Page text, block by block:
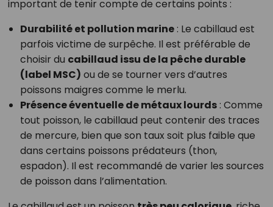
important de tenir compte de certains points :
Durabilité et pollution marine: Le cabillaud est
parfois victime de surpêche. Il est préférable de
choisir du cabillaud issu de la pêche durable
(label MSC) ou de se tourner vers d’autres
poissons maigres comme le merlu.
Présence éventuelle de métaux lourds: Comme
tout poisson, le cabillaud peut contenir des traces
de mercure, bien que son taux soit plus faible que
dans certains poissons prédateurs (thon,
espadon). Il est recommandé de varier les sources
de poisson dans l’alimentation.